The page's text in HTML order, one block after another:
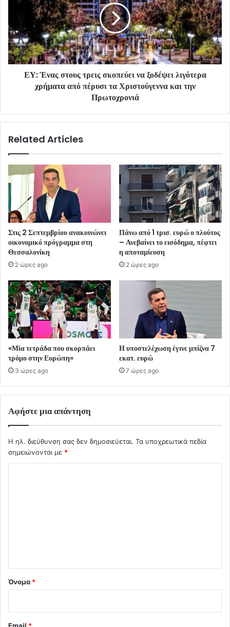
ΕΥ: Ένας στους τρεις σκοπεύει να ξοδέψει λιγότερα
χρήματα από πέρυσι τα Χριστούγεννα και την
Πρωτοχρονιά
Related Articles
Στις 2 Σεπτεμβρίου ανακοινώνει
οικονομικό πρόγραμμα στη
Θεσσαλονίκη
2 ώρες ago
Πάνω από 1 τρισ. ευρώ ο πλούτος
– Ανεβαίνει το εισόδημα, πέφτει
η αποταμίευση
2 ώρες ago
«Μία τετράδα που σκορπάει
τρόμο στην Ευρώπη»
3 ώρες ago
Η υποστελέχωση έγινε μπίζνα 7
εκατ. ευρώ
7 ώρες ago
Αφήστε μια απάντηση
Η ηλ. διεύθυνση σας δεν δημοσιεύεται. Τα υποχρεωτικά πεδία
σημειώνονται με *
Όνομα *